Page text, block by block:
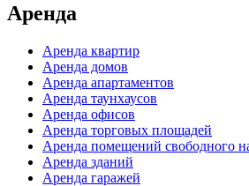
Аренда
Аренда квартир
Аренда домов
Аренда апартаментов
Аренда таунхаусов
Аренда офисов
Аренда торговых площадей
Аренда помещений свободного
Аренда зданий
Аренда гаражей